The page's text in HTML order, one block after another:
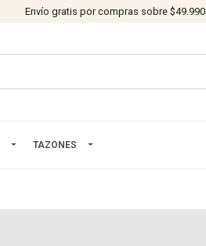
Envío gratis por compras sobre $49.990
TAZONES